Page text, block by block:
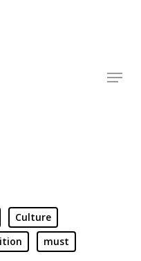
Menu
Culture
must